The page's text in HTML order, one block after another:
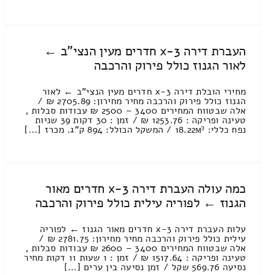
העברת דירה 3-x חדרים מעין הנצי"ב ←
לאור הגנוז כולל פירוק והרכבה
מחירי הובלת דירה 3-x חדרים מעין הנצי"ב ← לאור
הגנוז כולל פירוק והרכבה מחיר מחירון: 2705.89 ₪ /
אלה שבטווח המחירים 3400 – 2500 ₪ עבודות סבלות ,
טעינה ופריקה : 1253.76 ₪ / זמן : 30 דקות 39 שניות
נפח כללי: 18.22м³ / המשקל הכולל: 894 ק”ג. מכרז [...]
כמה עולה העברת דירה 3-x חדרים מאור
הגנוז ← לפוריה עילית כולל פירוק והרכבה
עלות העברת דירה 3-x חדרים מאור הגנוז ← לפוריה
עילית כולל פירוק והרכבה מחיר מחירון: 2781.75 ₪ /
אלה שבטווח המחירים 3400 – 2600 ₪ עבודות סבלות ,
טעינה ופריקה : 1517.64 ₪ / זמן : 1 שעות 11 דקות מחיר
נסיעה 569.76 שקל / זמן נסיעה בין ערים [...]